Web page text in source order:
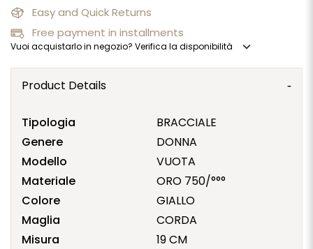
Easy and Quick Returns
Free payment in installments
Vuoi acquistarlo in negozio? Verifica la disponibilità expand_more
Product Details
Tipologia
BRACCIALE
Genere
DONNA
Modello
VUOTA
Materiale
ORO 750/°°°
Colore
GIALLO
Maglia
CORDA
Misura
19 CM